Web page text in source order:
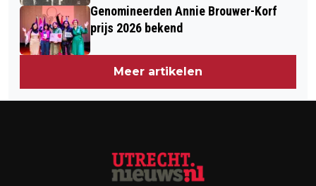
Genomineerden Annie Brouwer-Korf
prijs 2026 bekend
Meer artikelen